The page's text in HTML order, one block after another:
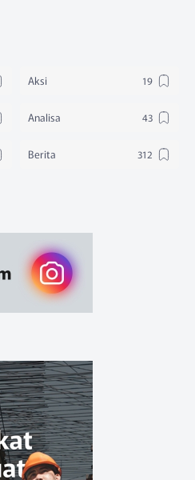
Aksi
Analisa
Berita
Sikap